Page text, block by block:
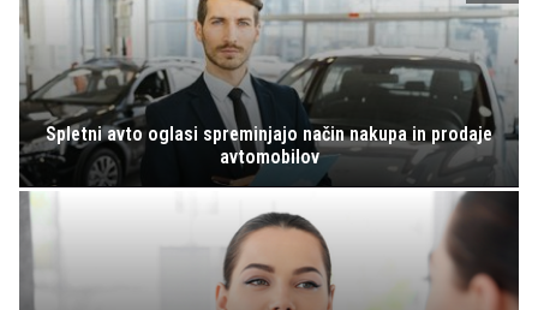
Spletni avto oglasi spreminjajo način nakupa in prodaje
avtomobilov